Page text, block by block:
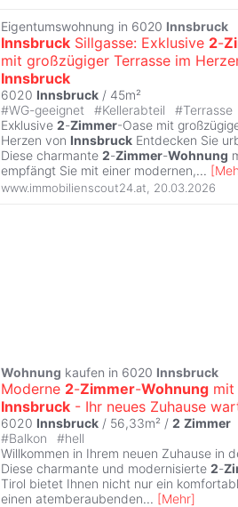
Eigentumswohnung in 6020 Innsbruck
Innsbruck Sillgasse: Exklusive 2-
mit großzügiger Terrasse im
Innsbruck
6020 Innsbruck / 45m²
#WG-geeignet #Kellerabteil #Terrasse
Exklusive 2-Zimmer-Oase mit
Herzen von Innsbruck Entdecken Sie
Diese charmante 2-Zimmer-Wohnung
empfängt Sie mit einer modernen,... [
www.immobilienscout24.at 20.03.2026
Wohnung kaufen in 6020 Innsbruck
Moderne 2-Zimmer-Wohnung mit
Innsbruck - Ihr neues Zuhause
6020 Innsbruck / 56,33m² / 2 Zimmer
#Balkon #hell
Willkommen in Ihrem neuen Zuhause in
Diese charmante und modernisierte 2-
Tirol bietet Ihnen nicht nur ein
einen atemberaubenden... [Mehr]